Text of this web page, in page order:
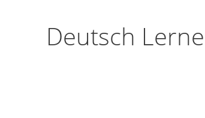
Deutsch